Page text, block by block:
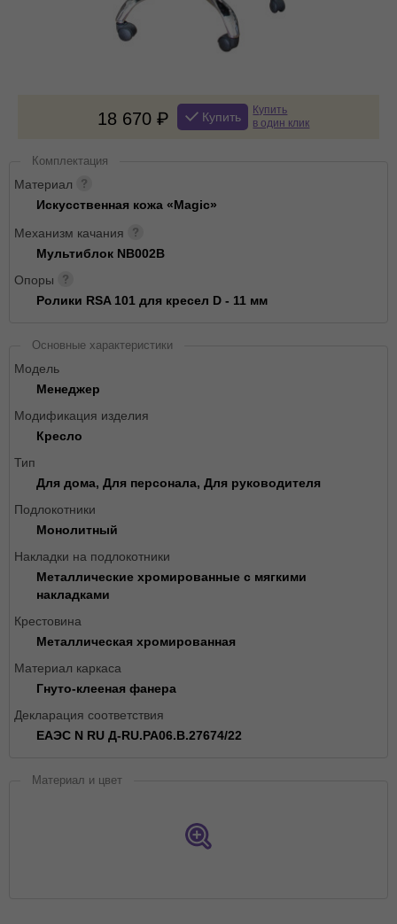
18 670 Купить
Купить
в один клик
Комплектация
Материал
Искусственная кожа «Magic»
Механизм качания
Мультиблок NB002B
Опоры
Ролики RSA 101 для кресел D - 11 мм
Основные характеристики
Модель
Менеджер
Модификация изделия
Кресло
Тип
Для дома, Для персонала, Для руководителя
Подлокотники
Монолитный
Накладки на подлокотники
Металлические хромированные с мягкими
накладками
Крестовина
Металлическая хромированная
Материал каркаса
Гнуто-клееная фанера
Декларация соответствия
ЕАЭС N RU Д-RU.РА06.В.27674/22
Материал и цвет